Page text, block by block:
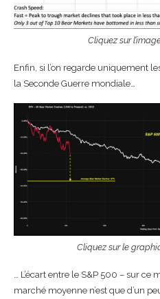
Cliquez sur
Enfin, si l’on regarde uniquement
la Seconde Guerre mondiale…
Cliquez sur le
… L’écart entre le S&P 500 – sur ce
marché moyenne n’est que d’un